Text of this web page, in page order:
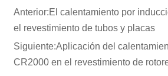
Anterior:El calentamiento por
el revestimiento de tubos y placas
Siguiente:Aplicación del
CR2000 en el revestimiento de